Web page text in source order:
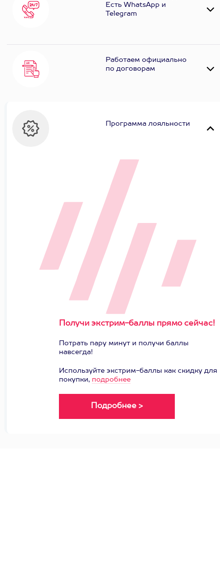
Есть WhatsApp и
Telеgram
Работаем официально
по договорам
Программа лояльности
Получи экстрим-баллы прямо сейчас!
Потрать пару минут и получи баллы
навсегда!
Используйте экстрим-баллы как скидку для
покупки, подробнее